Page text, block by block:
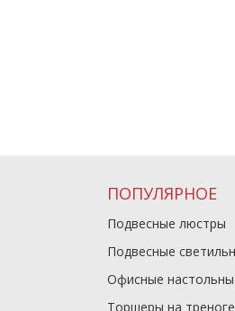
ПОПУЛЯРНОЕ
Подвесные люстры
Подвесные
Офисные
Торшеры на треноге